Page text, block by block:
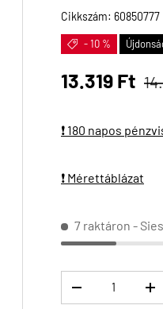
Cikkszám: 60850777
- 10 %
Eladási ár
13.319 Ft
❗ 180 napos
❗ Mérettáblázat
7 raktáron -